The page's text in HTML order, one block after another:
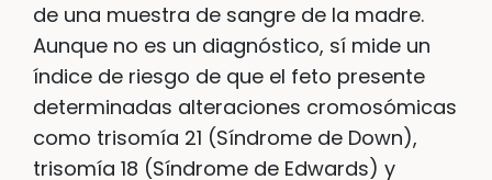
de una muestra de sangre de la madre.
Aunque no es un diagnóstico, sí mide un
índice de riesgo de que el feto presente
determinadas alteraciones cromosómicas
como trisomía 21 (Síndrome de Down),
trisomía 18 (Síndrome de Edwards) y